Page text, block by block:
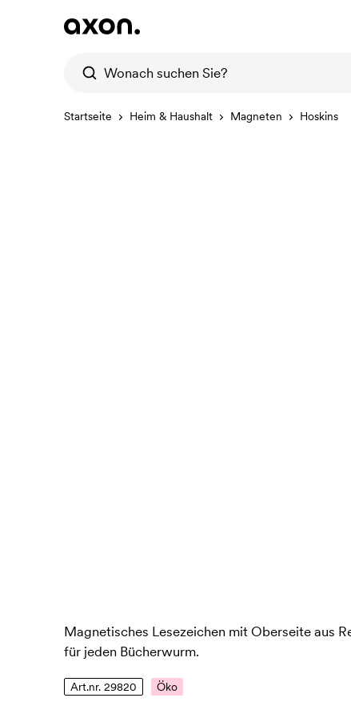
Startseite Heim & Haushalt Magneten Hoskins
Magnetisches Lesezeichen mit Oberseite aus
für jeden Bücherwurm.
Art.nr. 29820 Öko